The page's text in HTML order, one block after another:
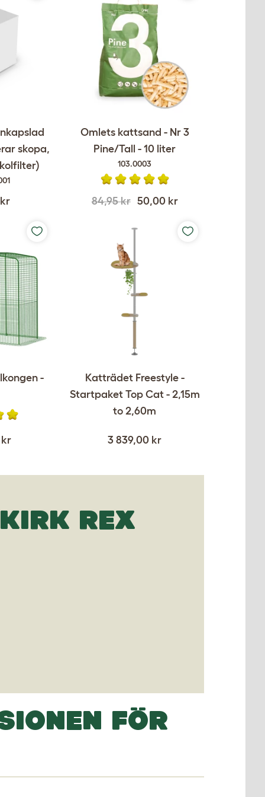
skopa,
Omlets kattsand - Nr 3
Pine/Tall - 10 liter
103.0003
84,95 kr 50,00 kr
-
kr
Katträdet Freestyle -
Startpaket Top Cat - 2,15m
to 2,60m
3 839,00 kr
REX
FÖR